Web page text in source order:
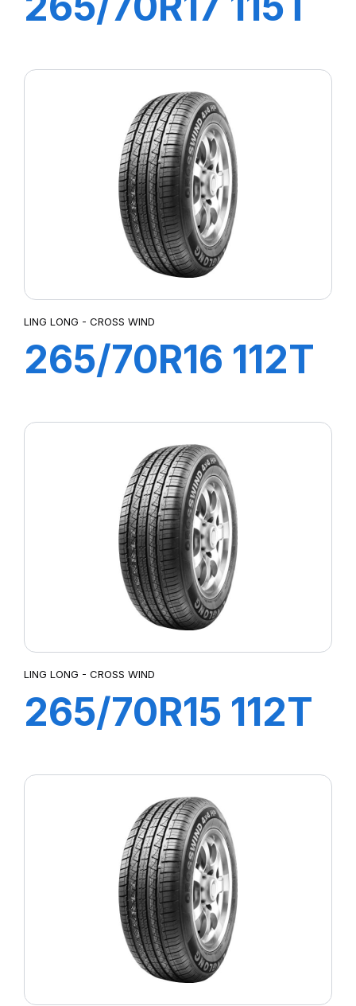
A/T (OWL)
LING LONG - CROSS WIND
265/70R16 112T
LING LONG - CROSS WIND
265/70R15 112T
AT100